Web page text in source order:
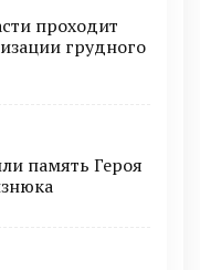
проходит
грудного
память Героя